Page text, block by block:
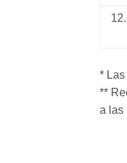
12.
*
**
a las